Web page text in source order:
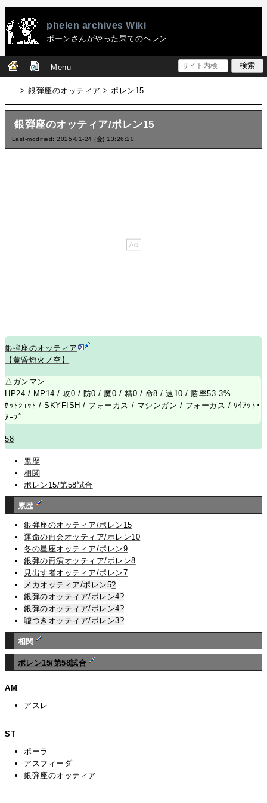
phelen archives Wiki
ポーンさんがやった果てのヘレン
Menu
> 銀弾座のオッティア > ポレン15
銀弾座のオッティア/ポレン15
Last-modified: 2025-01-24 (金) 13:26:20
銀弾座のオッティア
【黄昏燈火ノ空】
△ ガンマン
HP24 / MP14 / 攻0 / 防0 / 魔0 / 精0 / 命8 / 速10 / 勝率53.3%
ﾎｯﾄｼｮｯﾄ /SKYFISH / フォーカス / マシンガン / フォーカス / ﾜｲｱｯﾄ･
ｱｰﾌﾟ
58
累歴
相関
ポレン15/第58試合
累歴
銀弾座のオッティア/ポレン15
運命の再会オッティア/ポレン10
冬の星座オッティア/ポレン9
銀弾の再演オッティア/ポレン8
見出す者オッティア/ポレン7
メカオッティア/ポレン5?
銀弾のオッティア/ポレン4?
銀弾のオッティア/ポレン4?
嘘つきオッティア/ポレン3?
相関
ポレン15/第58試合
AM
アスレ
ST
ポーラ
アスフィーダ
銀弾座のオッティア